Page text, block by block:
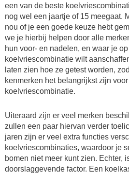
een van de beste
nog wel een jaartje of 15 meegaat.
nou of je een goede keuze hebt
we je hierbij helpen door alle
hun voor- en nadelen, en waar je
koelvriescombinatie wilt
laten zien hoe ze getest worden,
kenmerken het belangrijkst zijn
koelvriescombinatie.
Uiteraard zijn er veel merken
zullen een paar hiervan verder
jaren zijn er veel extra functies
koelvriescombinaties, waardoor je
bomen niet meer kunt zien. Echter,
doorslaggevende factor. Een